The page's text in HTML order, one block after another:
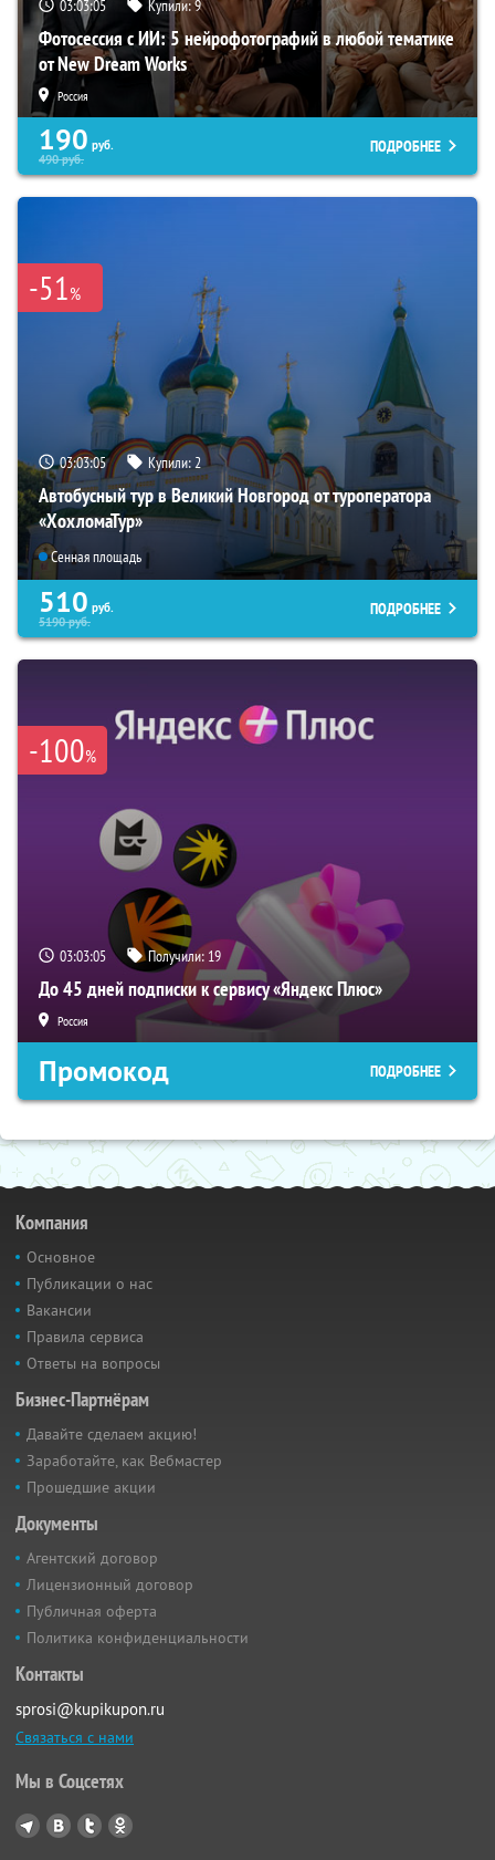
03:03:04 Купили:9
Фотосессия с ИИ: 5 нейрофотографий в любой тематике
от New Dream Works
Россия
190 руб.
490руб.
ПОДРОБНЕЕ
-51%
03:03:04 Купили:2
Автобусный тур в Великий Новгород от туроператора
«ХохломаТур»
Сенная площадь
510 руб.
5190руб.
ПОДРОБНЕЕ
-100%
03:03:04 Получили: 19
До 45 дней подписки к сервису «Яндекс Плюс»
Россия
Промокод ПОДРОБНЕЕ
Компания
Основное
Публикации о нас
Вакансии
Правила сервиса
Ответы на вопросы
Бизнес-Партнёрам
Давайте сделаем акцию!
Заработайте, как Вебмастер
Прошедшие акции
Документы
Агентский договор
Лицензионный договор
Публичная оферта
Политика конфиденциальности
Контакты
sprosi@kupikupon.ru
Связаться с нами
Мы в Соцсетях